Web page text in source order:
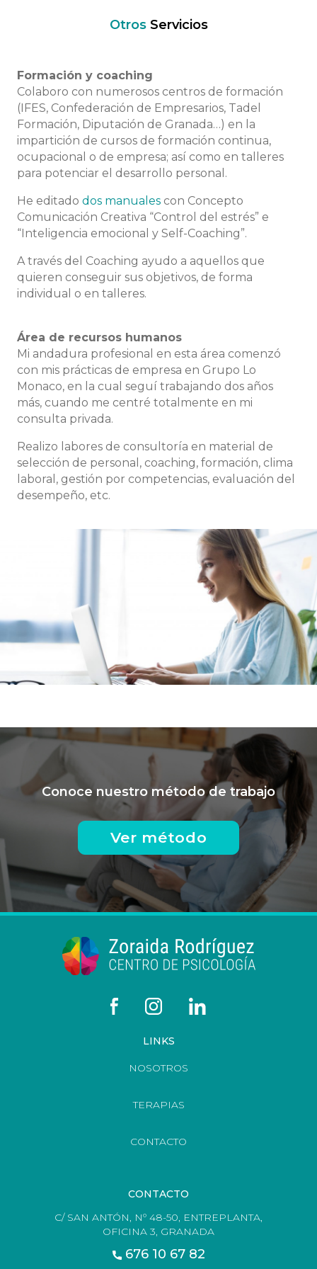
Otros Servicios
Formación y coaching
Colaboro con numerosos centros de formación
(IFES, Confederación de Empresarios, Tadel
Formación, Diputación de Granada…) en la
impartición de cursos de formación continua,
ocupacional o de empresa; así como en talleres
para potenciar el desarrollo personal.
He editado dos manuales con Concepto
Comunicación Creativa “Control del estrés” e
“Inteligencia emocional y Self-Coaching”.
A través del Coaching ayudo a aquellos que
quieren conseguir sus objetivos, de forma
individual o en talleres.
Área de recursos humanos
Mi andadura profesional en esta área comenzó
con mis prácticas de empresa en Grupo Lo
Monaco, en la cual seguí trabajando dos años
más, cuando me centré totalmente en mi
consulta privada.
Realizo labores de consultoría en material de
selección de personal, coaching, formación, clima
laboral, gestión por competencias, evaluación del
desempeño, etc.
Conoce nuestro método de trabajo
Ver método
LINKS
NOSOTROS
TERAPIAS
CONTACTO
CONTACTO
C/ SAN ANTÓN, Nº 48-50, ENTREPLANTA,
OFICINA 3, GRANADA
676 10 67 82